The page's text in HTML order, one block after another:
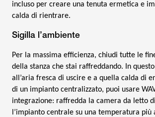
incluso per creare una tenuta ermetica e
calda di rientrare.
Sigilla l’ambiente
Per la massima efficienza, chiudi tutte le
della stanza che stai raffreddando. In
all’aria fresca di uscire e a quella calda di
di un impianto centralizzato, puoi usare
integrazione: raffredda la camera da letto
l’impianto centrale su una temperatura